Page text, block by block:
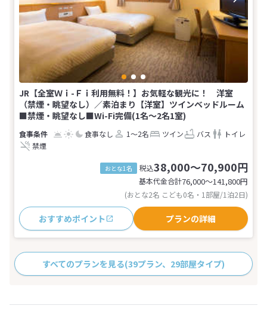
JR【全室Ｗｉ-Ｆｉ利用無料！】お気軽な観光に！ 洋室
（禁煙・眺望なし）／素泊まり【洋室】ツインベッドルーム
■禁煙・眺望なし■Wi-Fi完備(1名～2名1室)
食事なし 1～2名 ツイン バス
トイレ
禁煙
おとな1名 税込38,000～70,900円
基本代金合計76,000〜141,800円
(おとな2名 こども0名・1部屋/1泊2日)
おすすめポイント プランの詳細
すべてのプランを見る(39プラン、29部屋タイプ)